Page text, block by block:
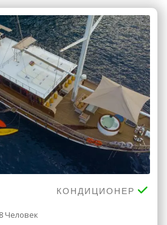
КОНДИЦИОНЕР
Человек